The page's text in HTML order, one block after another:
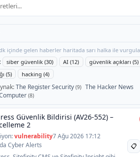
içinde gelen haberler haritada sarı halka ile
siber güvenlik (30) AI (12)
güvenlik açıkları (5)
(5)
hacking (4)
The Register Security (9) The Hacker News
(8)
Güvenlik Bildirisi (AV26-552) –
2
vulnerability7 Ağu 2026 17:12
Cyber Alerts
📋